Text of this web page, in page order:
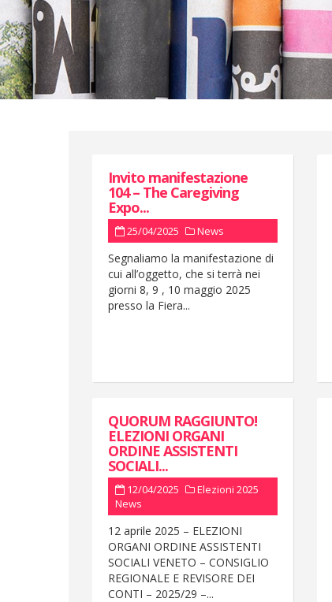
Invito manifestazione
104 – The Caregiving
Expo...
25/04/2025 News
Segnaliamo la manifestazione di
cui all’oggetto, che si terrà nei
giorni 8, 9 , 10 maggio 2025
presso la Fiera...
QUORUM RAGGIUNTO!
ELEZIONI ORGANI
ORDINE ASSISTENTI
SOCIALI...
12/04/2025
Elezioni 2025
News
12 aprile 2025 – ELEZIONI
ORGANI ORDINE ASSISTENTI
SOCIALI VENETO – CONSIGLIO
REGIONALE E REVISORE DEI
CONTI – 2025/29 –...